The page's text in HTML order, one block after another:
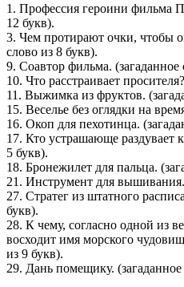
1. Профессия героини фильма
12 букв).
3. Чем протирают очки, чтобы
слово из 8 букв).
9. Соавтор фильма. (загаданное
10. Что расстраивает
11. Выжимка из фруктов.
15. Веселье без оглядки на
16. Окоп для пехотинца.
17. Кто устрашающе раздувает
5 букв).
18. Бронежилет для пальца.
21. Инструмент для вышивания.
27. Стратег из штатного
букв).
28. К чему, согласно одной из
восходит имя морского
из 9 букв).
29. Дань помещику. (загаданное